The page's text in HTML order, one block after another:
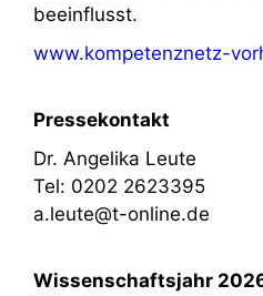
beeinflusst.
www.kompetenznetz-
Pressekontakt
Dr. Angelika Leute
Tel: 0202 2623395
a.leute@t-online.de
Wissenschaftsjahr